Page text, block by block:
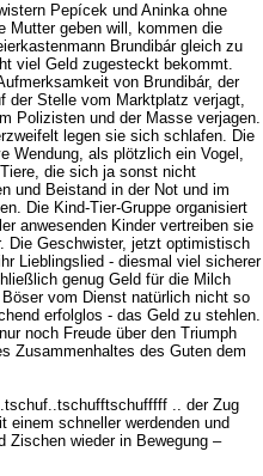
Pepícek und Aninka ohne
Mutter geben will, kommen die
Brundibár gleich zu
viel Geld zugesteckt bekommt.
von Brundibár, der
der Stelle vom Marktplatz verjagt,
Polizisten und der Masse verjagen.
legen sie sich schlafen. Die
Wendung, als plötzlich ein Vogel,
die sich ja sonst nicht
und Beistand in der Not und im
Die Kind-Tier-Gruppe organisiert
anwesenden Kinder vertreiben sie
Die Geschwister, jetzt optimistisch
Lieblingslied - diesmal viel sicherer
genug Geld für die Milch
vom Dienst natürlich nicht so
erfolglos - das Geld zu stehlen.
noch Freude über den Triumph
Zusammenhaltes des Guten dem
.. der Zug
schneller werdenden und
Zischen wieder in Bewegung –